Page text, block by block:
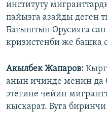
институту
пайызга азайды деген
Батыштын Орусияга
кризистенби же башка
Акылбек Жапаров:
анын ичинде менин
этегине чейин
кыскарат. Буга